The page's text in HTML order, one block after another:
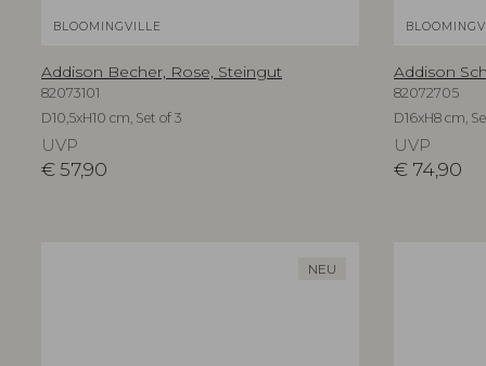
BLOOMINGVILLE
Addison Becher, Rose, Steingut
82073101
D10,5xH10 cm, Set of 3
UVP
€57,90
Addison
82072705
D16xH8 cm,
UVP
€ 74,90
NEU